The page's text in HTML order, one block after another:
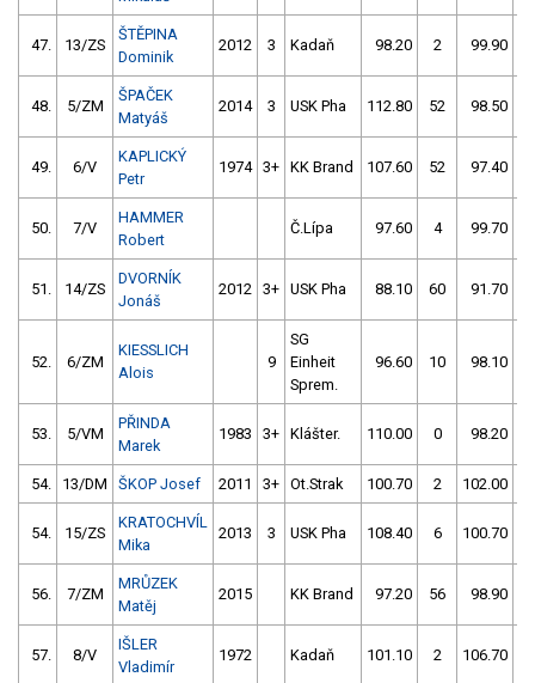
47. 13/ZS
ŠTĚPINA
Dominik
2012 3 Kadaň 98.20 2 99.90
48. 5/ZM
ŠPAČEK
Matyáš
2014 3 USK Pha 112.80 52 98.50
49. 6/V
KAPLICKÝ
Petr
1974 3+ KK Brand 107.60 52 97.40
50. 7/V
HAMMER
Robert
Č.Lípa 97.60 4 99.70
51. 14/ZS
DVORNÍK
Jonáš
2012 3+ USK Pha 88.10 60 91.70
52. 6/ZM
KIESSLICH
Alois
9
SG
Einheit
Sprem.
96.60 10 98.10
53. 5/VM
PŘINDA
Marek
1983 3+ Klášter. 110.00 0 98.20
54. 13/DM ŠKOP Josef 2011 3+ Ot.Strak 100.70 2 102.00
54. 15/ZS
KRATOCHVÍL
Mika
2013 3 USK Pha 108.40 6 100.70
56. 7/ZM
MRŮZEK
Matěj
2015 KK Brand 97.20 56 98.90
57. 8/V
IŠLER
Vladimír
1972 Kadaň 101.10 2 106.70